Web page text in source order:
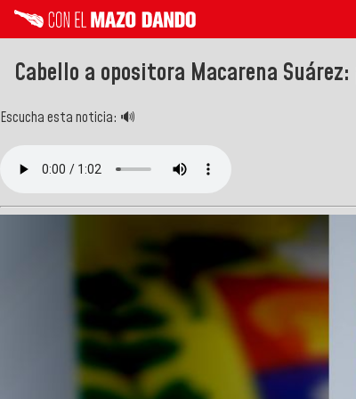
Cabello a opositora Macarena
Escucha esta noticia: 🔊